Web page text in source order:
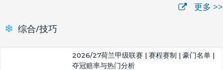
更多 >>
综合/技巧
2026/27荷兰甲级联赛 | 赛程赛制 | 豪门名单 |
夺冠赔率与热门分析